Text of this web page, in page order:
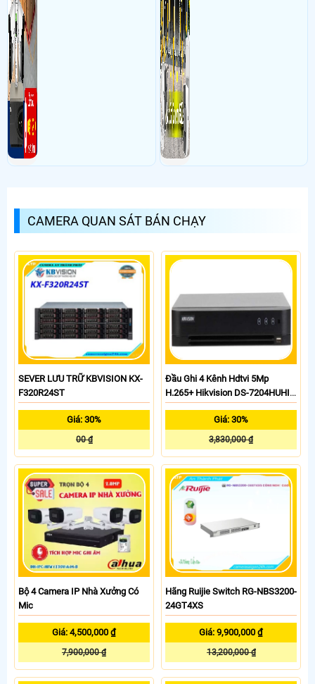
CAMERA QUAN SÁT BÁN CHẠY
SEVER LƯU TRỮ KBVISION KX-
F320R24ST
Giá: 30%
00 ₫
Đầu Ghi 4 Kênh Hdtvi 5Mp
H.265+ Hikvision DS-7204HUHI-
K1/E(S)
Giá: 30%
3,830,000 ₫
Bộ 4 Camera IP Nhà Xưởng Có
Mic
Giá: 4,500,000 ₫
7,900,000 ₫
Hãng Ruijie Switch RG-NBS3200-
24GT4XS
Giá: 9,900,000 ₫
13,200,000 ₫